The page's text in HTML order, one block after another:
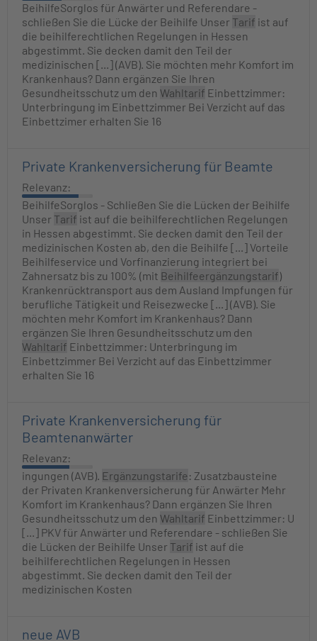
BeihilfeSorglos für Anwärter und Referendare -
schließen Sie die Lücke der Beihilfe Unser Tarif ist auf
die beihilferechtlichen Regelungen in Hessen
abgestimmt. Sie decken damit den Teil der
medizinischen [...] (AVB). Sie möchten mehr Komfort im
Krankenhaus? Dann ergänzen Sie Ihren
Gesundheitsschutz um den Wahltarif Einbettzimmer:
Unterbringung im Einbettzimmer Bei Verzicht auf das
Einbettzimer erhalten Sie 16
Private Krankenversicherung für Beamte
Relevanz:
BeihilfeSorglos - Schließen Sie die Lücken der Beihilfe
Unser Tarif ist auf die beihilferechtlichen Regelungen
in Hessen abgestimmt. Sie decken damit den Teil der
medizinischen Kosten ab, den die Beihilfe [...] Vorteile
Beihilfeservice und Vorfinanzierung integriert bei
Zahnersatz bis zu 100% (mit Beihilfeergänzungstarif)
Krankenrücktransport aus dem Ausland​ ​Impfungen für
berufliche Tätigkeit und Reisezwecke​ [...] (AVB). Sie
möchten mehr Komfort im Krankenhaus? Dann
ergänzen Sie Ihren Gesundheitsschutz um den
Wahltarif Einbettzimmer: Unterbringung im
Einbettzimmer Bei Verzicht auf das Einbettzimmer
erhalten Sie 16
Private Krankenversicherung für
Beamtenanwärter
Relevanz:
ingungen (AVB). Ergänzungstarife: Zusatzbausteine
der Privaten Krankenversicherung für Anwärter Mehr
Komfort im Krankenhaus? Dann ergänzen Sie Ihren
Gesundheitsschutz um den Wahltarif Einbettzimmer: U
[...] PKV für Anwärter und Referendare - schließen Sie
die Lücken der Beihilfe Unser Tarif ist auf die
beihilferechtlichen Regelungen in Hessen
abgestimmt. Sie decken damit den Teil der
medizinischen Kosten
neue AVB